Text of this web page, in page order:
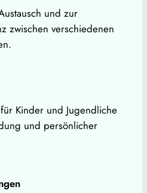
und zur
zwischen verschiedenen
Kinder und Jugendliche
und persönlicher